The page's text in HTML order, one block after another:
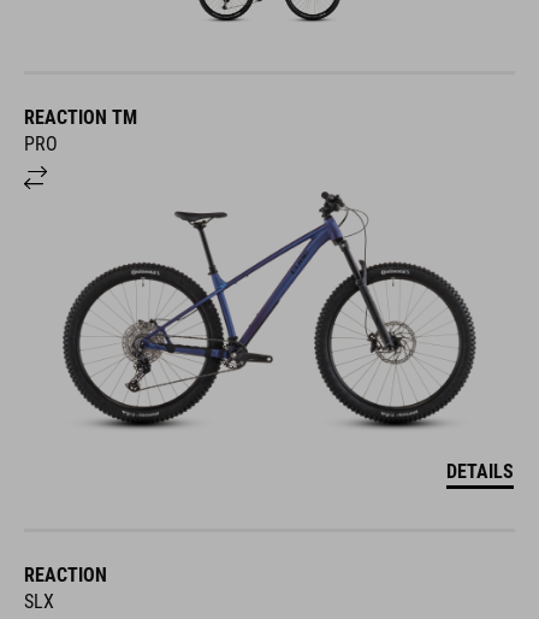
REACTION TM
PRO
DETAILS
REACTION
SLX